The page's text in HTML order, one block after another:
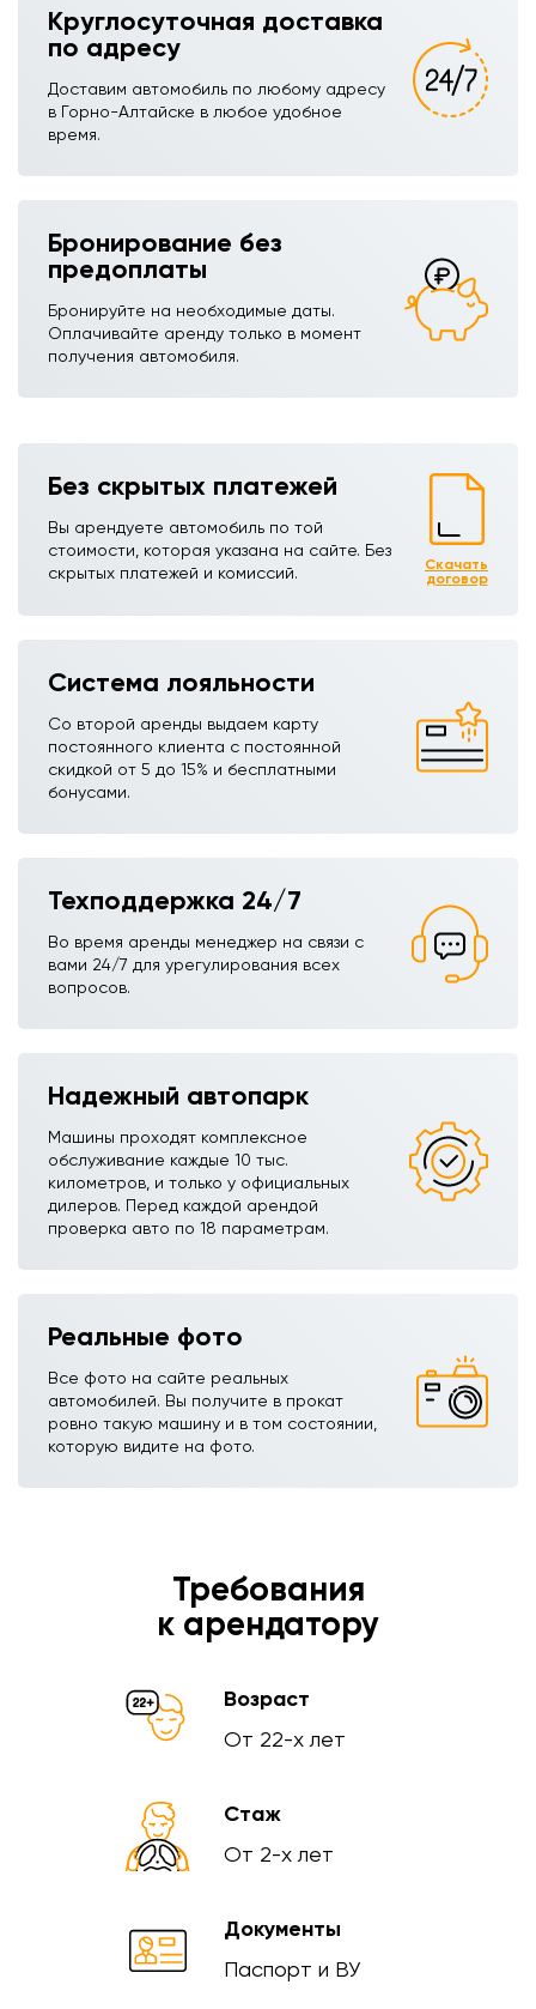
Круглосуточная доставка
по адресу
Доставим автомобиль по любому адресу
в Горно-Алтайске в любое удобное
время.
Бронирование без
предоплаты
Бронируйте на необходимые даты.
Оплачивайте аренду только в момент
получения автомобиля.
Без скрытых платежей
Вы арендуете автомобиль по той
стоимости, которая указана на сайте. Без
скрытых платежей и комиссий.
Скачать
договор
Система лояльности
Со второй аренды выдаем карту
постоянного клиента с постоянной
скидкой от 5 до 15% и бесплатными
бонусами.
Техподдержка 24/7
Во время аренды менеджер на связи с
вами 24/7 для урегулирования всех
вопросов.
Надежный автопарк
Машины проходят комплексное
обслуживание каждые 10 тыс.
километров, и только у официальных
дилеров. Перед каждой арендой
проверка авто по 18 параметрам.
Реальные фото
Все фото на сайте реальных
автомобилей. Вы получите в прокат
ровно такую машину и в том состоянии,
которую видите на фото.
Требования
к арендатору
Возраст
От 22-х лет
Стаж
От 2-х лет
Документы
Паспорт и ВУ